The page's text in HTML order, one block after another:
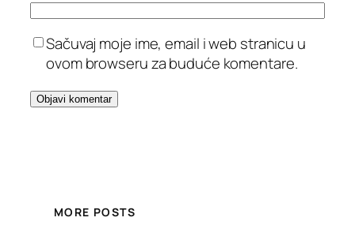
Sačuvaj moje ime, email i web stranicu u
ovom browseru za buduće komentare.
MORE POSTS